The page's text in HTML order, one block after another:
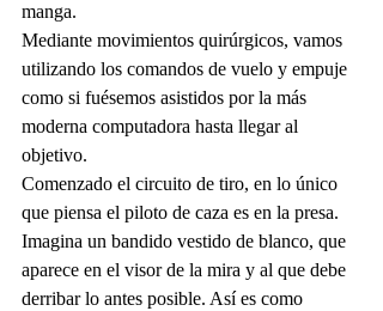
manga.
Mediante movimientos quirúrgicos, vamos
utilizando los comandos de vuelo y empuje
como si fuésemos asistidos por la más
moderna computadora hasta llegar al
objetivo.
Comenzado el circuito de tiro, en lo único
que piensa el piloto de caza es en la presa.
Imagina un bandido vestido de blanco, que
aparece en el visor de la mira y al que debe
derribar lo antes posible. Así es como